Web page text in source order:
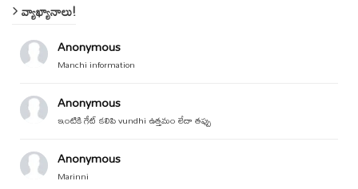
వ్యాఖ్యానాలు!
Anonymous
Manchi information
Anonymous
ఇంటికి గేట్ కలిపి vundhi ఉత్తమం లేదా తప్పు
Anonymous
Marinni